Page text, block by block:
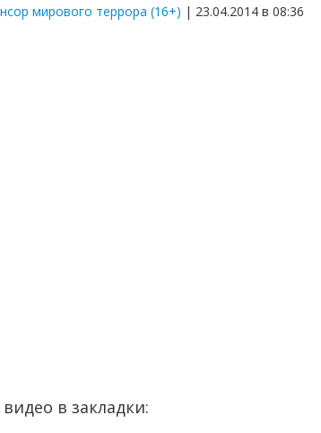
мирового террора (16+) | 23.04.2014 в 08:36
в закладки: